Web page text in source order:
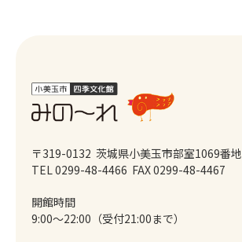
〒319-0132 茨城県小美玉市部室1069番地
TEL 0299-48-4466 FAX 0299-48-4467
開館時間
9:00～22:00（受付21:00まで）